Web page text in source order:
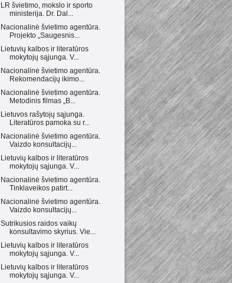
LR švietimo, mokslo ir sporto
ministerija. Dr. Dal...
Nacionalinė švietimo agentūra.
Projekto „Saugesnis...
Lietuvių kalbos ir literatūros
mokytojų sąjunga. V...
Nacionalinė švietimo agentūra.
Rekomendacijų ikimo...
Nacionalinė švietimo agentūra.
Metodinis filmas „B...
Lietuvos rašytojų sąjunga.
Literatūros pamoka su r...
Nacionalinė švietimo agentūra.
Vaizdo konsultacijų...
Lietuvių kalbos ir literatūros
mokytojų sąjunga. V...
Nacionalinė švietimo agentūra.
Tinklaveikos patirt...
Nacionalinė švietimo agentūra.
Vaizdo konsultacijų...
Sutrikusios raidos vaikų
konsultavimo skyrius. Vie...
Lietuvių kalbos ir literatūros
mokytojų sąjunga. V...
Lietuvių kalbos ir literatūros
mokytojų sąjunga. V...